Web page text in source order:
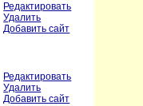
Редактировать
Удалить
Добавить сайт
Редактировать
Удалить
Добавить сайт